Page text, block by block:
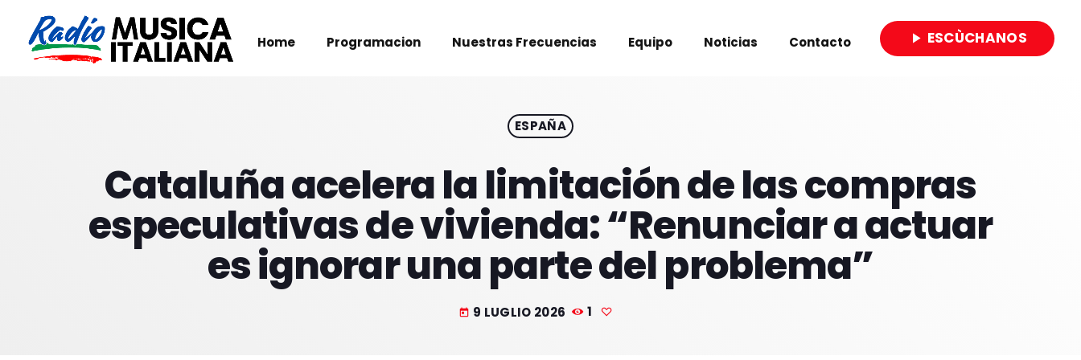
Home Programacion Nuestras Frecuencias Equipo Noticias Contacto play_arrow ESCÙCHANOS
ESPAÑA
Cataluña acelera la limitación de las compras
especulativas de vivienda: “Renunciar a actuar
es ignorar una parte del problema”
today 9 LUGLIO 2026 1